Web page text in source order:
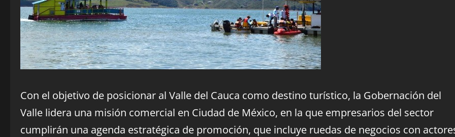
Con el objetivo de posicionar al Valle del Cauca como destino turístico, la Gobernación del
Valle lidera una misión comercial en Ciudad de México, en la que empresarios del sector
cumplirán una agenda estratégica de promoción, que incluye ruedas de negocios con